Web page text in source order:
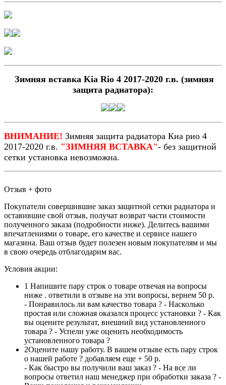
Зимняя вставка Kia Rio 4 2017-2020 г.в. (зимняя
защита радиатора):
ВНИМАНИЕ! Зимняя защита радиатора Киа рио 4
2017-2020 г.в. "ЗИМНЯЯ ВСТАВКА"- без защитной
сетки установка невозможна.
Отзыв + фото
Покупатели совершившие заказ защитной сетки радиатора и
оставившие свой отзыв, получат возврат части стоимости
полученного заказа (подробности ниже). Делитесь вашими
впечатлениями о товаре, его качестве и сервисе нашего
магазина. Ваш отзыв будет полезен новым покупателям и мы
в свою очередь отблагодарим вас.
Условия акции:
1 Напишите пару строк о товаре отвечая на вопросы
ниже . ответили в отзыве на эти вопросы, вернем 50 р.
- Понравилось ли вам качество товара ? - Насколько
простая или сложная оказался процесс установки ? - Как
вы оцените результат, внешний вид установленного
товара ? - Успели уже оценить необходимость
установленного товара ?
2Оцените нашу работу. В вашем отзыве есть пару строк
о нашей работе ? добавляем еще + 50 р.
- Как быстро вы получили ваш заказ ? - На все ли
вопросы ответил наш менеджер при обработки заказа ? -